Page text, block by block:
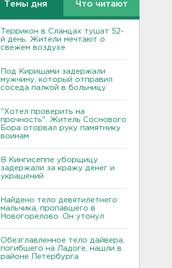
Темы дня Что читают
Террикон в Сланцах тушат 52-
й день. Жители мечтают о
свежем воздухе
Под Киришами задержали
мужчину, который отправил
соседа палкой в больницу
"Хотел проверить на
прочность". Житель Соснового
Бора оторвал руку памятнику
воинам
В Кингисеппе уборщицу
задержали за кражу денег и
украшений
Найдено тело девятилетнего
мальчика, пропавшего в
Новогорелово. Он утонул
Обезглавленное тело дайвера,
погибшего на Ладоге, нашли в
районе Петербурга